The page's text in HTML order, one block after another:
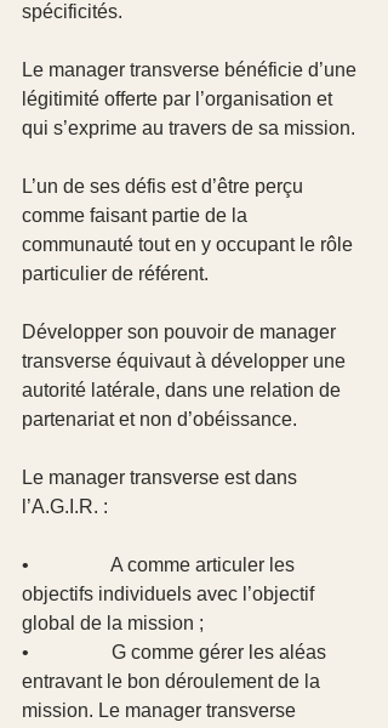
spécificités.
Le manager transverse bénéficie d’une
légitimité offerte par l’organisation et
qui s’exprime au travers de sa mission.
L’un de ses défis est d’être perçu
comme faisant partie de la
communauté tout en y occupant le rôle
particulier de référent.
Développer son pouvoir de manager
transverse équivaut à développer une
autorité latérale, dans une relation de
partenariat et non d’obéissance.
Le manager transverse est dans
l’A.G.I.R. :
•                 A comme articuler les
objectifs individuels avec l’objectif
global de la mission ;
•                 G comme gérer les aléas
entravant le bon déroulement de la
mission. Le manager transverse